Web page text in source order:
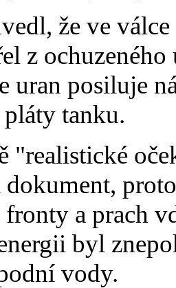
že ve
z
uran posiluje
tanku.
"realistické
a prach
byl
vody.